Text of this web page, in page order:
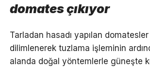
domates çıkıyor
Tarladan hasadı yapılan
dilimlenerek tuzlama işleminin
alanda doğal yöntemlerle güneşte